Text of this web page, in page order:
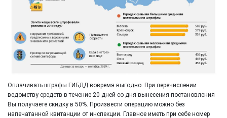
Оплачивать штрафы ГИБДД вовремя выгодно. При перечислении
ведомству средств в течение 20 дней со дня вынесения постановления
Вы получаете скидку в 50%. Произвести операцию можно без
напечатанной квитанции от инспекции. Главное иметь при себе номер